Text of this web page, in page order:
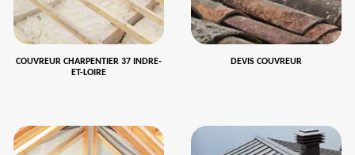
COUVREUR CHARPENTIER 37 INDRE-
ET-LOIRE
DEVIS COUVREUR